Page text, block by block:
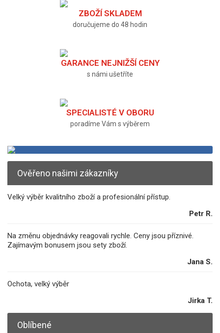
ZBOŽÍ SKLADEM
doručujeme do 48 hodin
GARANCE NEJNIŽŠÍ CENY
s námi ušetříte
SPECIALISTÉ V OBORU
poradíme Vám s výběrem
Ověřeno našimi zákazníky
Velký výběr kvalitního zboží a profesionální přístup.
Petr R.
Na změnu objednávky reagovali rychle. Ceny jsou příznivé.
Zajímavým bonusem jsou sety zboží.
Jana S.
Ochota, velký výběr
Jirka T.
Oblíbené